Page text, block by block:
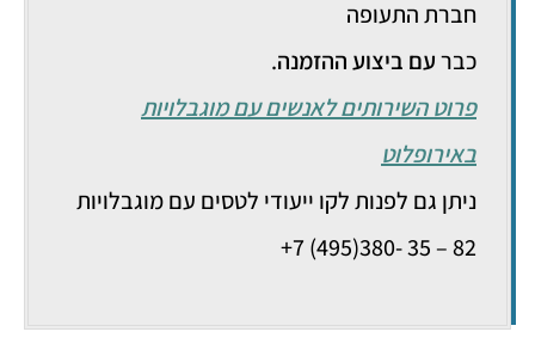
חברת התעופה
כברעם ביצוע ההזמנה.
פרוט השירותים לאנשים עם מוגבלויות
באירופלוט
ניתן גם לפנות לקו ייעודי לטסים עם מוגבלויות
82 – 35 -380(495) 7+